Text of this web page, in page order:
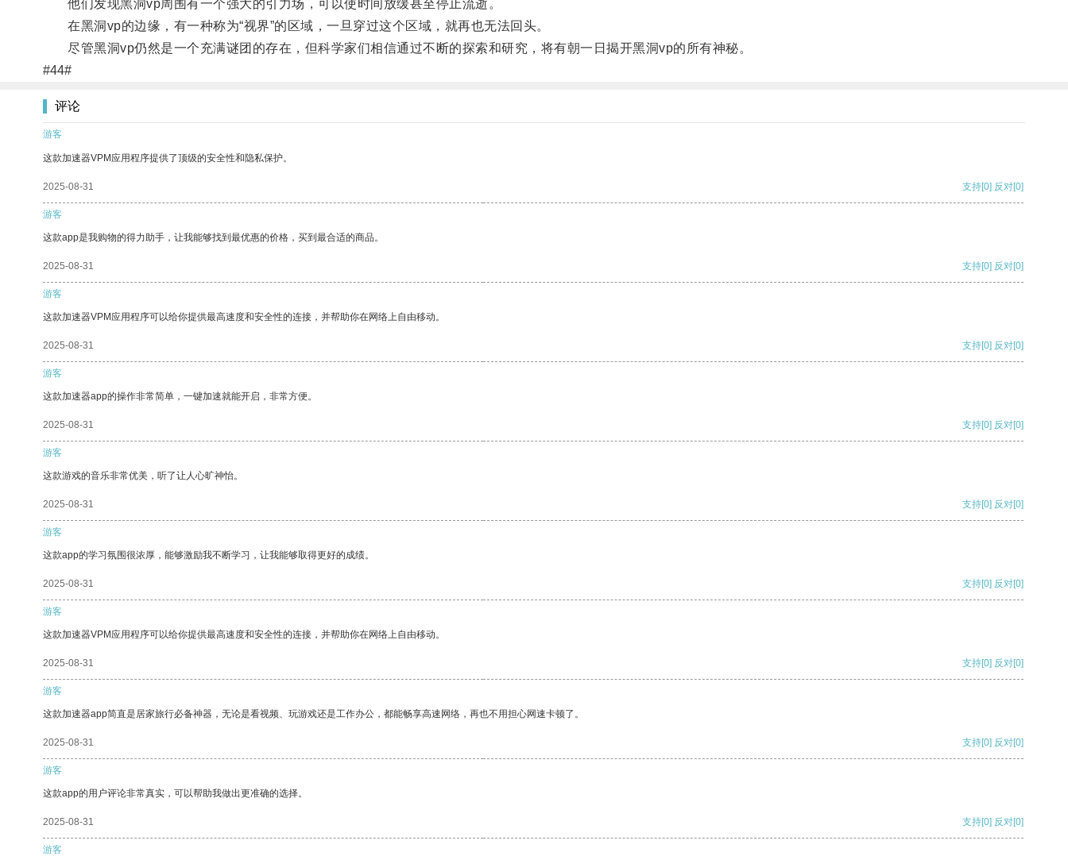
他们发现黑洞vp周围有一个强大的引力场，可以使时间放缓甚至停止流逝。
在黑洞vp的边缘，有一种称为“视界”的区域，一旦穿过这个区域，就再也无法回头。
尽管黑洞vp仍然是一个充满谜团的存在，但科学家们相信通过不断的探索和研究，将有朝一日揭开黑洞vp的所有神秘。
#44#
评论
游客
这款加速器VPM应用程序提供了顶级的安全性和隐私保护。
2025-08-31 支持[0] 反对[0]
游客
这款app是我购物的得力助手，让我能够找到最优惠的价格，买到最合适的商品。
2025-08-31 支持[0] 反对[0]
游客
这款加速器VPM应用程序可以给你提供最高速度和安全性的连接，并帮助你在网络上自由移动。
2025-08-31 支持[0] 反对[0]
游客
这款加速器app的操作非常简单，一键加速就能开启，非常方便。
2025-08-31 支持[0] 反对[0]
游客
这款游戏的音乐非常优美，听了让人心旷神怡。
2025-08-31 支持[0] 反对[0]
游客
这款app的学习氛围很浓厚，能够激励我不断学习，让我能够取得更好的成绩。
2025-08-31 支持[0] 反对[0]
游客
这款加速器VPM应用程序可以给你提供最高速度和安全性的连接，并帮助你在网络上自由移动。
2025-08-31 支持[0] 反对[0]
游客
这款加速器app简直是居家旅行必备神器，无论是看视频、玩游戏还是工作办公，都能畅享高速网络，再也不用担心网速卡顿了。
2025-08-31 支持[0] 反对[0]
游客
这款app的用户评论非常真实，可以帮助我做出更准确的选择。
2025-08-31 支持[0] 反对[0]
游客